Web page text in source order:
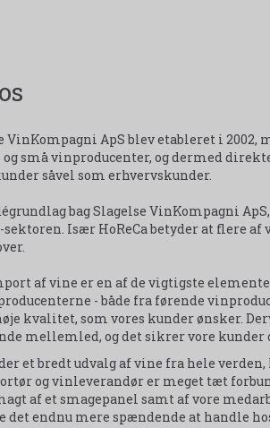
VinKompagni ApS blev etableret i
og små vinproducenter, og dermed
såvel som erhvervskunder.
bag Slagelse VinKompagni
sektoren. Især HoReCa betyder at flere
af vine er en af de vigtigste
- både fra førende
kvalitet, som vores kunder ønsker.
mellemled, og det sikrer vore kunder
et bredt udvalg af vine fra hele
og vinleverandør er meget tæt
af et smagepanel samt af vore
det endnu mere spændende at handle